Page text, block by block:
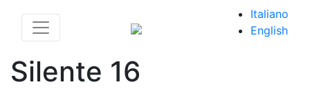
Italiano
English
Silente 16